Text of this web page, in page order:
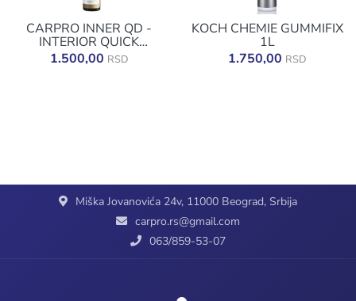
CARPRO INNER QD -
INTERIOR QUICK
DETAILER 500ML
1.500,00 RSD
KOCH CHEMIE GUMMIFIX
1L
1.750,00 RSD
Miška Jovanovića 24v, 11000 Beograd, Srbija
carpro.rs@gmail.com
063/859-53-07